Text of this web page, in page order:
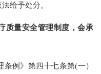
给予处分。
质量安全管理制度，会承
例》第四十七条第(一）